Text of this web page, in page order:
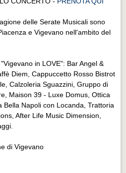
delle Serate Musicali sono
e Vigevano nell'ambito del
in LOVE": Bar Angel &
Diem, Cappuccetto Rosso Bistrot
Calzoleria Sguazzini, Gruppo di
Maison 39 - Luxe Domus, Ottica
Bella Napoli con Locanda, Trattoria
After Life Music Dimension,
di Vigevano